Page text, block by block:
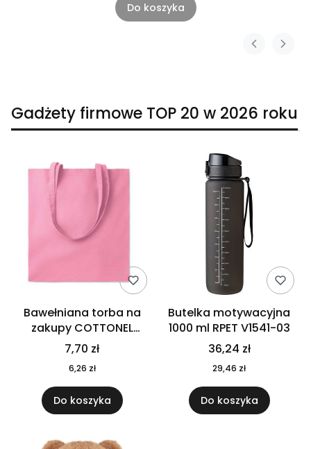
Do koszyka
Gadżety firmowe TOP 20 w 2026 roku
Bawełniana torba na
zakupy COTTONEL
COLOUR++ MO9846-11
7,70 zł
6,26 zł
Do koszyka
Butelka motywacyjna
1000 ml RPET V1541-03
36,24 zł
29,46 zł
Do koszyka